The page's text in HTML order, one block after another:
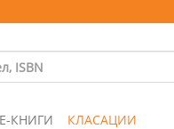
Е-КНИГИ КЛАСАЦИИ